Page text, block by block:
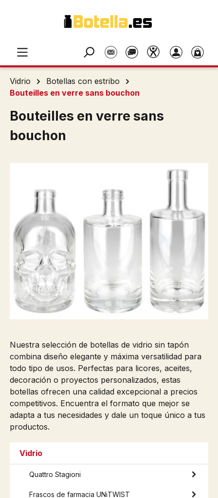
Vidrio
Botellas con estribo
Bouteilles en verre sans bouchon
Bouteilles en verre sans
bouchon
Nuestra selección de botellas de vidrio sin tapón
combina diseño elegante y máxima versatilidad para
todo tipo de usos. Perfectas para licores, aceites,
decoración o proyectos personalizados, estas
botellas ofrecen una calidad excepcional a precios
competitivos. Encuentra el formato que mejor se
adapta a tus necesidades y dale un toque único a tus
productos.
Vidrio
Quattro Stagioni
Frascos de farmacia UNiTWIST